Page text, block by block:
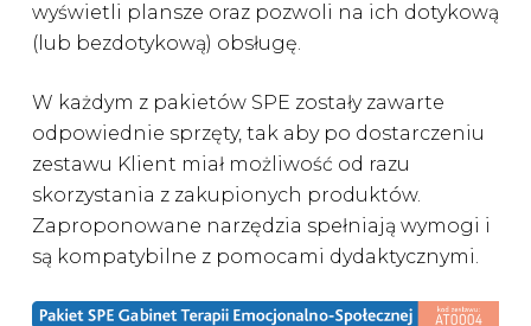
wyświetli plansze oraz pozwoli na ich dotykową
(lub bezdotykową) obsługę.
W każdym z pakietów SPE zostały zawarte
odpowiednie sprzęty, tak aby po dostarczeniu
zestawu Klient miał możliwość od razu
skorzystania z zakupionych produktów.
Zaproponowane narzędzia spełniają wymogi i
są kompatybilne z pomocami dydaktycznymi.